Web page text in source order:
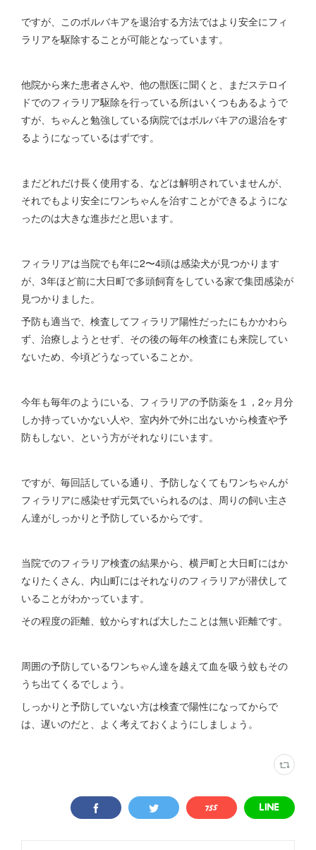
ですが、このボルバキアを退治する方法ではより安全にフィ
ラリアを駆除することが可能となっています。
他院から来た患者さんや、他の獣医に聞くと、まだステロイ
ドでのフィラリア駆除を行っている所はいくつもあるようで
すが、ちゃんと勉強している病院ではボルバキアの退治をす
るようになっているはずです。
まだどれだけ長く使用する、などは解明されていませんが、
それでもより安全にワンちゃんを治すことができるようにな
ったのは大きな進歩だと思います。
フィラリアは当院でも年に2〜4頭は感染犬が見つかります
が、3年ほど前に大日町で多頭飼育をしている家で集団感染が
見つかりました。
予防も適当で、検査してフィラリア陽性だったにもかかわら
ず、治療しようとせず、その後の毎年の検査にも来院してい
ないため、今頃どうなっていることか。
今年も毎年のようにいる、フィラリアの予防薬を１，2ヶ月分
しか持っていかない人や、室内外で外に出ないから検査や予
防もしない、という方がそれなりにいます。
ですが、毎回話している通り、予防しなくてもワンちゃんが
フィラリアに感染せず元気でいられるのは、周りの飼い主さ
ん達がしっかりと予防しているからです。
当院でのフィラリア検査の結果から、横戸町と大日町にはか
なりたくさん、内山町にはそれなりのフィラリアが潜伏して
いることがわかっています。
その程度の距離、蚊からすれば大したことは無い距離です。
周囲の予防しているワンちゃん達を越えて血を吸う蚊もその
うち出てくるでしょう。
しっかりと予防していない方は検査で陽性になってからで
は、遅いのだと、よく考えておくようにしましょう。